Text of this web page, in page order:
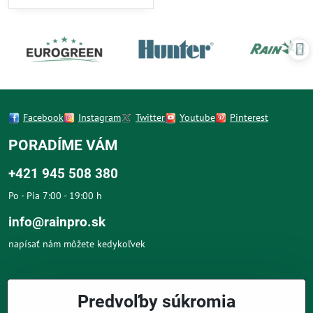
Facebook Instagram Twitter Youtube Pinterest
PORADÍME VÁM
+421 945 508 380
Po - Pia 7:00 - 19:00 h
info@rainpro.sk
napísať nám môžete kedykoľvek
Predvoľby súkromia